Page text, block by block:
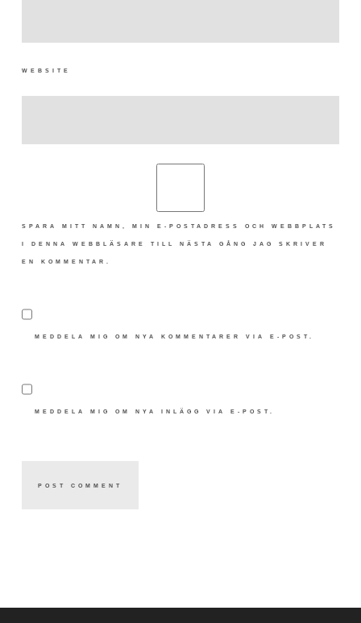
WEBSITE
SPARA MITT NAMN, MIN E-POSTADRESS OCH WEBBPLATS
I DENNA WEBBLÄSARE TILL NÄSTA GÅNG JAG SKRIVER
EN KOMMENTAR.
MEDDELA MIG OM NYA KOMMENTARER VIA E-POST.
MEDDELA MIG OM NYA INLÄGG VIA E-POST.